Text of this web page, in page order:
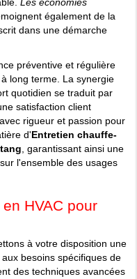
Les économies
également de la
dans une démarche
préventive et régulière
long terme. La synergie
quotidien se traduit par
satisfaction client
rigueur et passion pour
d'Entretien chauffe-
, garantissant ainsi une
l'ensemble des usages
HVAC pour
à votre disposition une
besoins spécifiques de
des techniques avancées